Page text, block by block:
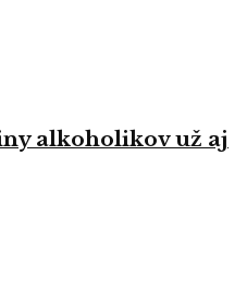
alkoholikov už aj